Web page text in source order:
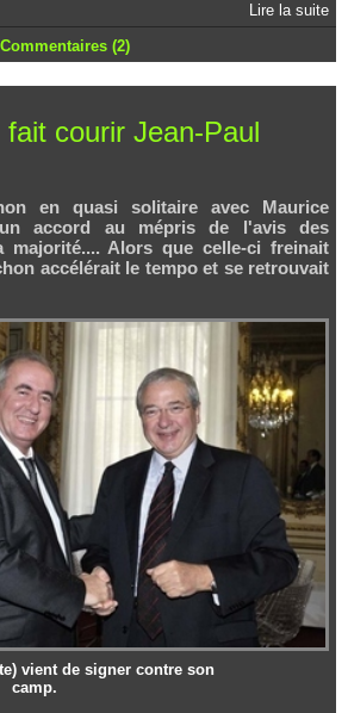
Lire la suite
Commentaires (2)
courir Jean-Paul
en quasi solitaire avec Maurice
accord au mépris de l'avis des
majorité.... Alors que celle-ci freinait
accélérait le tempo et se retrouvait
vient de signer contre son
camp.